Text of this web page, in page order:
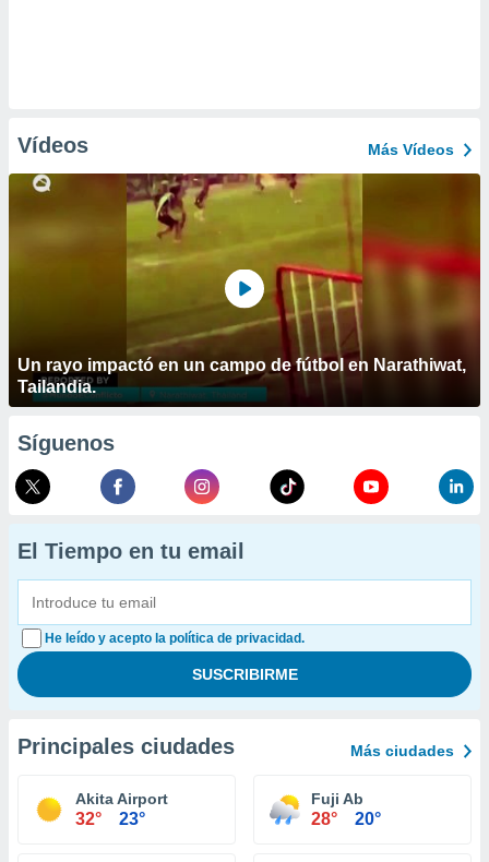
Vídeos Más Vídeos
Un rayo impactó en un campo de fútbol en Narathiwat,
Tailandia.
Síguenos
El Tiempo en tu email
He leído y acepto la política de privacidad.
Principales ciudades Más ciudades
Akita Airport
32° 23°
Fuji Ab
28° 20°